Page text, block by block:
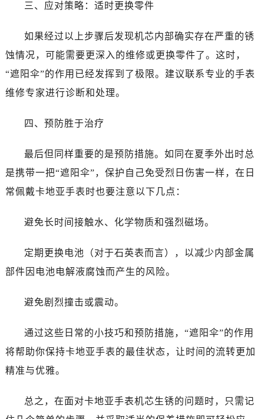
三、应对策略：适时更换零件
如果经过以上步骤后发现机芯内部确实存在严重的锈
蚀情况，可能需要更深入的维修或更换零件了。这时，
“遮阳伞”的作用已经发挥到了极限。建议联系专业的手表
维修专家进行诊断和处理。
四、预防胜于治疗
最后但同样重要的是预防措施。如同在夏季外出时总
是携带一把“遮阳伞”，保护自己免受烈日伤害一样，在日
常佩戴卡地亚手表时也要注意以下几点：
避免长时间接触水、化学物质和强烈磁场。
定期更换电池（对于石英表而言），以减少内部金属
部件因电池电解液腐蚀而产生的风险。
避免剧烈撞击或震动。
通过这些日常的小技巧和预防措施，“遮阳伞”的作用
将帮助你保持卡地亚手表的最佳状态，让时间的流转更加
精准与优雅。
总之，在面对卡地亚手表机芯生锈的问题时，只需记